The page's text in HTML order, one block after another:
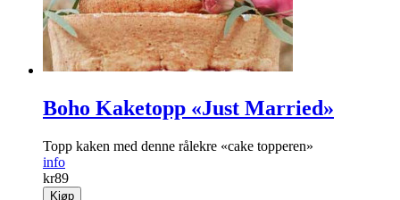
Boho Kaketopp «Just Married»
Topp kaken med denne rålekre «cake topperen»
info
kr89
Kjøp